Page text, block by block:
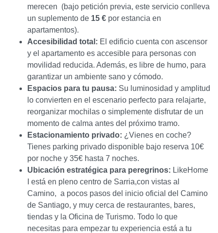
merecen (bajo petición previa, este servicio conlleva
un suplemento de 15 € por estancia en
apartamentos).
Accesibilidad total: El edificio cuenta con ascensor
y el apartamento es accesible para personas con
movilidad reducida. Además, es libre de humo, para
garantizar un ambiente sano y cómodo.
Espacios para tu pausa: Su luminosidad y amplitud
lo convierten en el escenario perfecto para relajarte,
reorganizar mochilas o simplemente disfrutar de un
momento de calma antes del próximo tramo.
Estacionamiento privado: ¿Vienes en coche?
Tienes parking privado disponible bajo reserva 10€
por noche y 35€ hasta 7 noches.
Ubicación estratégica para peregrinos: LikeHome
I está en pleno centro de Sarria,con vistas al
Camino, a pocos pasos del inicio oficial del Camino
de Santiago, y muy cerca de restaurantes, bares,
tiendas y la Oficina de Turismo. Todo lo que
necesitas para empezar tu experiencia está a tu